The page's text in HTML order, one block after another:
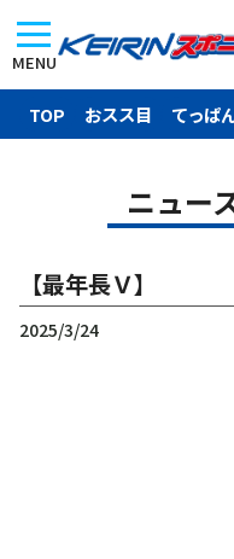
MENU
TOP おスス目 てっぱ
ニュー
【最年長Ｖ】
2025/3/24